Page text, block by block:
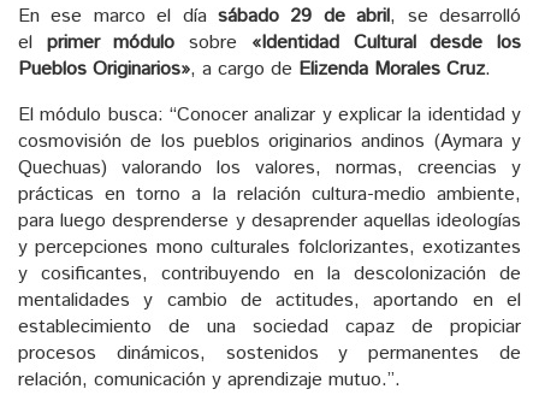
En ese marco el día sábado 29 de abril, se desarrolló
el primer módulo sobre
«Identidad Cultural desde los
Pueblos Originarios», a cargo de Elizenda Morales Cruz.
El módulo busca: “Conocer analizar y explicar la identidad y
cosmovisión de los pueblos originarios andinos (Aymara y
Quechuas) valorando los valores, normas, creencias y
prácticas en torno a la relación cultura-medio ambiente,
para luego desprenderse y desaprender aquellas ideologías
y percepciones mono culturales folclorizantes, exotizantes
y cosificantes, contribuyendo en la descolonización de
mentalidades y cambio de actitudes, aportando en el
establecimiento de una sociedad capaz de propiciar
procesos dinámicos, sostenidos y permanentes de
relación, comunicación y aprendizaje mutuo.”.